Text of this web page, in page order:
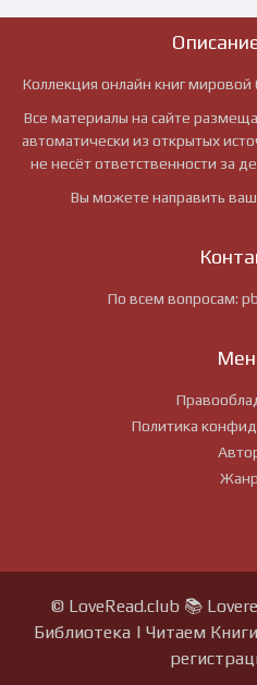
Коллекция онлайн книг
Все материалы на сайте
автоматически из открытых
не несёт ответственности за
Вы можете направить
По всем вопросам:
Политика
© LoveRead.club 📚
Библиотека | Читаем